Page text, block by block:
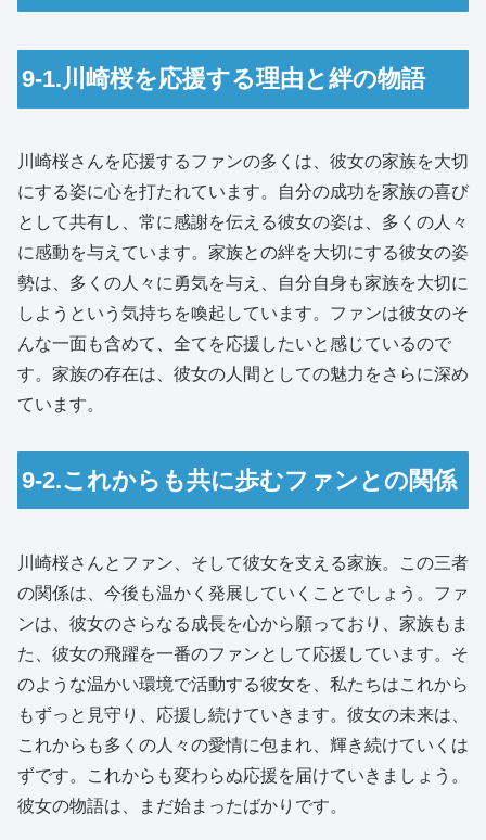
9-1.川崎桜を応援する理由と絆の物語
川崎桜さんを応援するファンの多くは、彼女の家族を大切
にする姿に心を打たれています。自分の成功を家族の喜び
として共有し、常に感謝を伝える彼女の姿は、多くの人々
に感動を与えています。家族との絆を大切にする彼女の姿
勢は、多くの人々に勇気を与え、自分自身も家族を大切に
しようという気持ちを喚起しています。ファンは彼女のそ
んな一面も含めて、全てを応援したいと感じているので
す。家族の存在は、彼女の人間としての魅力をさらに深め
ています。
9-2.これからも共に歩むファンとの関係
川崎桜さんとファン、そして彼女を支える家族。この三者
の関係は、今後も温かく発展していくことでしょう。ファ
ンは、彼女のさらなる成長を心から願っており、家族もま
た、彼女の飛躍を一番のファンとして応援しています。そ
のような温かい環境で活動する彼女を、私たちはこれから
もずっと見守り、応援し続けていきます。彼女の未来は、
これからも多くの人々の愛情に包まれ、輝き続けていくは
ずです。これからも変わらぬ応援を届けていきましょう。
彼女の物語は、まだ始まったばかりです。